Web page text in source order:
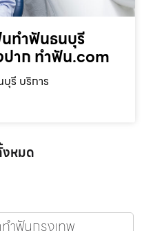
ทำฟันธนบุรี
ปาก ทำฟัน.com
รี บริการ
หมด
ำฟันกรุงเทพ